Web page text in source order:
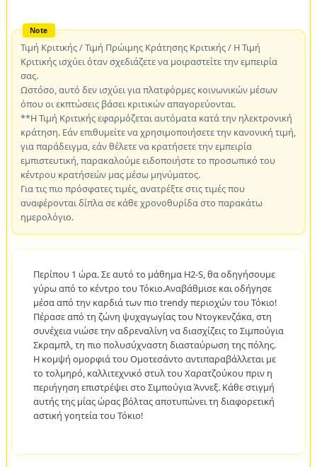
Τιμή Κριτικής / Τιμή Πρώιμης Κράτησης Κριτικής / Η Τιμή
Κριτικής ισχύει όταν σχεδιάζετε να μοιραστείτε την εμπειρία
σας.
Ωστόσο, αυτό δεν ισχύει για πλατφόρμες κοινωνικών μέσων
όπου οι εκπτώσεις βάσει κριτικών απαγορεύονται.
**Η Τιμή Κριτικής εφαρμόζεται αυτόματα κατά την ηλεκτρονική
κράτηση. Εάν επιθυμείτε να χρησιμοποιήσετε την κανονική τιμή,
για παράδειγμα, εάν θέλετε να κρατήσετε την εμπειρία
εμπιστευτική, παρακαλούμε ειδοποιήστε το προσωπικό του
κέντρου κρατήσεών μας μέσω μηνύματος.
Για τις πιο πρόσφατες τιμές, ανατρέξτε στις τιμές που
αναφέρονται δίπλα σε κάθε χρονοθυρίδα στο παρακάτω
ημερολόγιο.
Περίπου 1 ώρα. Σε αυτό το μάθημα H2-S, θα οδηγήσουμε
γύρω από το κέντρο του Τόκιο.Αναβάθμισε και οδήγησε
μέσα από την καρδιά των πιο trendy περιοχών του Τόκιο!
Πέρασε από τη ζώνη ψυχαγωγίας του Ντογκενζάκα, στη
συνέχεια νιώσε την αδρεναλίνη να διασχίζεις το Σιμπούγια
Σκραμπλ, τη πιο πολυσύχναστη διασταύρωση της πόλης.
Η κομψή ομορφιά του Ομοτεσάντο αντιπαραβάλλεται με
το τολμηρό, καλλιτεχνικό στυλ του Χαρατζούκου πριν η
περιήγηση επιστρέψει στο Σιμπούγια Άννεξ. Κάθε στιγμή
αυτής της μίας ώρας βόλτας αποτυπώνει τη διαφορετική
αστική γοητεία του Τόκιο!